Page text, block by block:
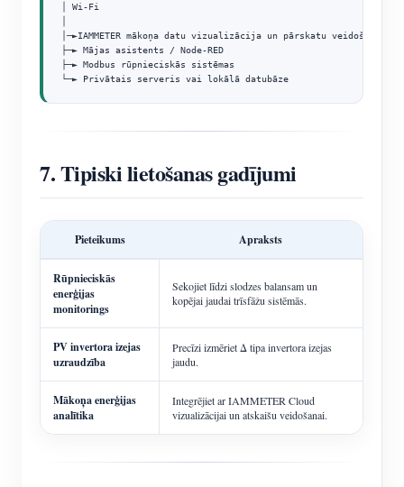
│ Wi-Fi
│─►IAMMETER mākoņa datu vizualizācija un pārskatu veidošana
├─► Mājas asistents / Node-RED
├─► Modbus rūpnieciskās sistēmas
└─► Privātais serveris vai lokālā datubāze
7. Tipiski lietošanas gadījumi
Pieteikums Apraksts
Rūpnieciskās
enerģijas
monitorings
Sekojiet līdzi slodzes balansam un
kopējai jaudai trīsfāžu sistēmās.
PV invertora izejas
uzraudzība
Precīzi izmēriet Δ tipa invertora izejas
jaudu.
Mākoņa enerģijas
analītika
Integrējiet ar IAMMETER Cloud
vizualizācijai un atskaišu veidošanai.